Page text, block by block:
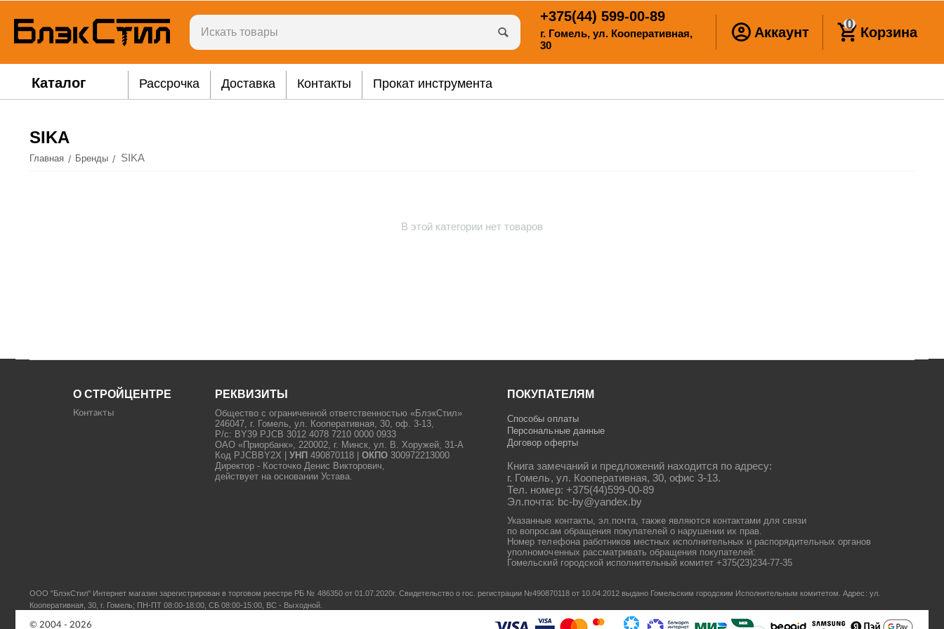
+375(44) 599-00-89
г. Гомель, ул. Кооперативная,
30
Аккаунт
0
Корзина
Каталог Рассрочка Доставка Контакты Прокат инструмента
SIKA
Главная / Бренды / SIKA
В этой категории нет товаров
О СТРОЙЦЕНТРЕ
Контакты
РЕКВИЗИТЫ
Общество с ограниченной ответственностью «БлэкСтил»
246047, г. Гомель, ул. Кооперативная, 30, оф. 3-13,
Р/с: BY39 PJCB 3012 4078 7210 0000 0933
ОАО «Приорбанк», 220002, г. Минск, ул. В. Хоружей, 31-А
Код PJCBBY2X |УНП 490870118 |ОКПО 300972213000
Директор - Косточко Денис Викторович,
действует на основании Устава.
ПОКУПАТЕЛЯМ
Способы оплаты
Персональные данные
Договор оферты
Книга замечаний и предложений находится по адресу:
г. Гомель, ул. Кооперативная, 30, офис 3-13.
Тел. номер: +375(44)599-00-89
Эл.почта: bc-by@yandex.by
Указанные контакты, эл.почта, также являются контактами для связи
по вопросам обращения покупателей о нарушении их прав.
Номер телефона работников местных исполнительных и распорядительных органов
уполномоченных рассматривать обращения покупателей:
Гомельский городской исполнительный комитет +375(23)234-77-35
ООО "БлэкСтил" Интернет магазин зарегистрирован в торговом реестре РБ № 486350 от 01.07.2020г. Свидетельство о гос. регистрации №490870118 от 10.04.2012 выдано Гомельским городским Исполнительным комитетом.Адрес: ул.
Кооперативная, 30, г. Гомель; ПН-ПТ 08:00-18:00, СБ 08:00-15:00, ВС - Выходной.
© 2004 - 2026